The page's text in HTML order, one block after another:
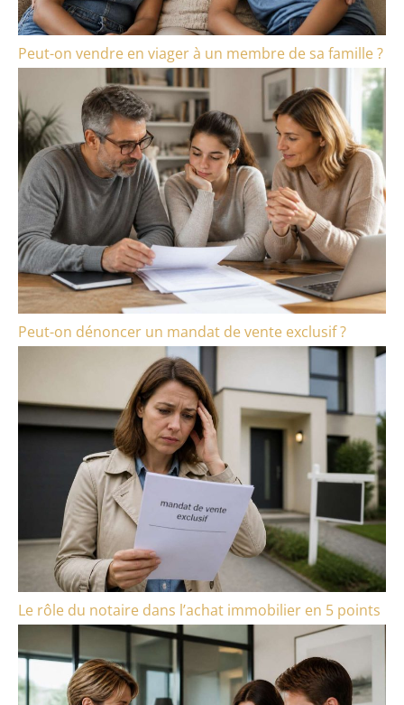
Peut-on vendre en viager à un membre de sa famille ?
Peut-on dénoncer un mandat de vente exclusif ?
Le rôle du notaire dans l’achat immobilier en 5 points